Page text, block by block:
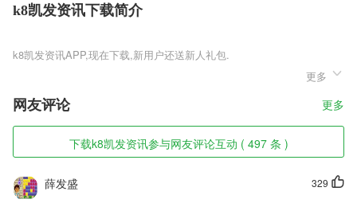
k8凯发资讯下载简介
k8凯发资讯
k8凯发资讯是一款采用东方上古神话故事为背景题材的大型多人在线对
战RPG手游，3D高端引擎技术打造，拥有360度随心旋转的视觉体验，有
趣的跨服pk对决争霸赛，可邀请自己的好友进行组队，龙吟忆痕录官网
正版v3.7.1有趣的社交系统，结识不同的好友知己结义，炫酷的坐骑和萌
宠，任意的捕捉，培养，让你享受一切的不可能。
1,【音频剪辑】
更多
网友评论 更多
下载k8凯发资讯参与网友评论互动 ( 497 条 )
329
薛发盛